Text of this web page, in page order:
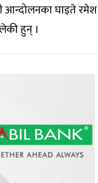
आन्दोलनका घाइते रमेश
हुन् ।